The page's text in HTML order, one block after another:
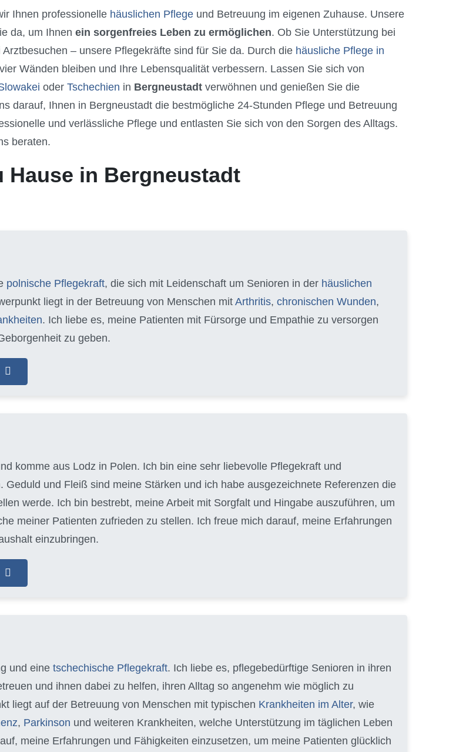
Ihnen professionelle häuslichen Pflege und Betreuung im eigenen Zuhause. Unsere
da, um Ihnen ein sorgenfreies Leben zu ermöglichen. Ob Sie Unterstützung bei
– unsere Pflegekräfte sind für Sie da. Durch die häusliche Pflege in
Wänden bleiben und Ihre Lebensqualität verbessern. Lassen Sie sich von
oder Tschechien in Bergneustadt verwöhnen und genießen Sie die
darauf, Ihnen in Bergneustadt die bestmögliche 24-Stunden Pflege und Betreuung
und verlässliche Pflege und entlasten Sie sich von den Sorgen des Alltags.
beraten.
Hause in Bergneustadt
polnische Pflegekraft, die sich mit Leidenschaft um Senioren in der häuslichen
liegt in der Betreuung von Menschen mit Arthritis, chronischen Wunden,
. Ich liebe es, meine Patienten mit Fürsorge und Empathie zu versorgen
zu geben.
komme aus Lodz in Polen. Ich bin eine sehr liebevolle Pflegekraft und
Geduld und Fleiß sind meine Stärken und ich habe ausgezeichnete Referenzen die
werde. Ich bin bestrebt, meine Arbeit mit Sorgfalt und Hingabe auszuführen, um
meiner Patienten zufrieden zu stellen. Ich freue mich darauf, meine Erfahrungen
einzubringen.
und eine tschechische Pflegekraft. Ich liebe es, pflegebedürftige Senioren in ihren
und ihnen dabei zu helfen, ihren Alltag so angenehm wie möglich zu
liegt auf der Betreuung von Menschen mit typischen Krankheiten im Alter, wie
, Parkinson und weiteren Krankheiten, welche Unterstützung im täglichen Leben
meine Erfahrungen und Fähigkeiten einzusetzen, um meine Patienten glücklich